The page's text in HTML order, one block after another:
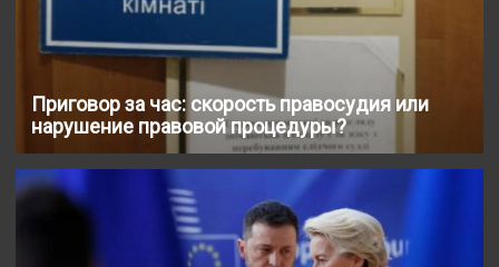
Приговор за час: скорость правосудия или
нарушение правовой процедуры?